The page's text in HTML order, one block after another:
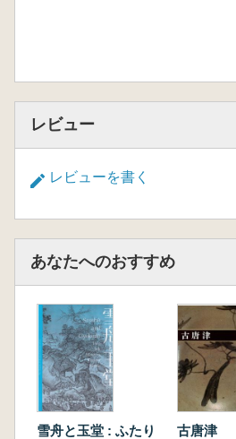
レビュー
レビューを書く
あなたへのおすすめ
雪舟と玉堂 : ふたり
古唐津